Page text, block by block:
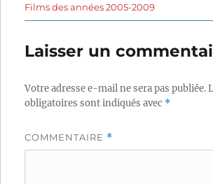
le
Films des années 2005-2009
Laisser un
Votre adresse e-mail ne sera pas publiée.
obligatoires sont indiqués avec *
COMMENTAIRE *